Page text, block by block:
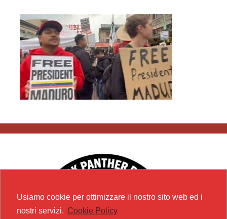
Usiamo cookie per ottimizzare il nostro sito web ed i
nostri servizi. Cookie Policy